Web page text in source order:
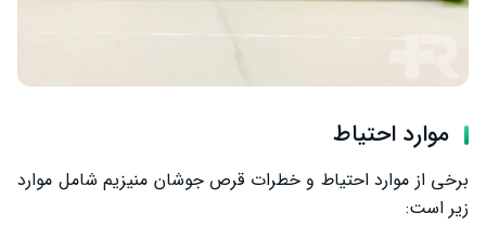
موارد احتیاط
برخی از موارد احتیاط و خطرات قرص جوشان منیزیم شامل موارد
زیر است: